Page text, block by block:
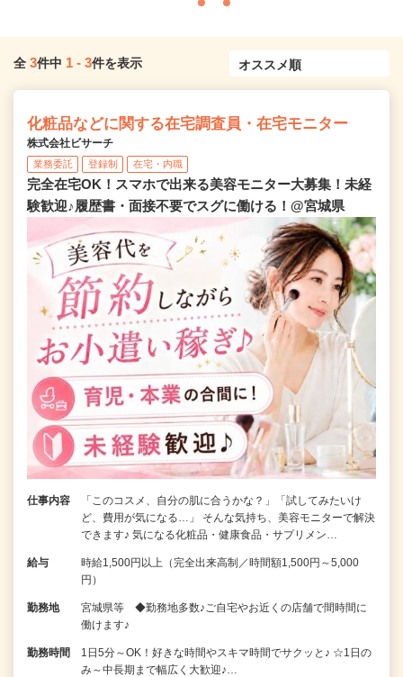
全 3件中 1 - 3件を表示
化粧品などに関する在宅調査員・在宅モニター
株式会社ビサーチ
業務委託 登録制 在宅・内職
完全在宅OK！スマホで出来る美容モニター大募集！未経
験歓迎♪履歴書・面接不要でスグに働ける！@宮城県
仕事内容
「このコスメ、自分の肌に合うかな？」「試してみたいけ
ど、費用が気になる…」 そんな気持ち、美容モニターで解決
できます♪ 気になる化粧品・健康食品・サプリメン…
給与
時給1,500円以上（完全出来高制／時間額1,500円～5,000
円）
勤務地
宮城県等 ◆勤務地多数♪ご自宅やお近くの店舗で間時間に
働けます♪
勤務時間
1日5分～OK！好きな時間やスキマ時間でサクッと♪ ☆1日の
み～中長期まで幅広く大歓迎♪…